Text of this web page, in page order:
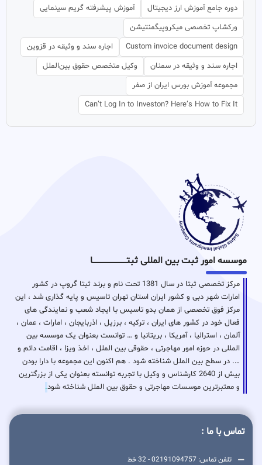
دوره جامع آموزش ارز دیجیتال
آموزش پیشرفته گریم سینمایی
ورکشاپ تخصصی میکروپیگمنتیشن
Custom invoice document design
اجاره سند و وثیقه در قزوین
اجاره سند و وثیقه در سمنان
وکیل متخصص حقوق بین‌الملل
مجموعه آموزش بورس ایران از صفر
Can’t Log In to Investon? Here’s How to Fix It
موسسه امور ثبت بین المللی ثبتـــــــــــــــــــــــــــــا
مرکز تخصصی ثبتا در سال 1381 تحت نام و برند ثبتا گروپ در کشور
امارات شهر دبی و کشور ایران استان تهران تاسیس و پایه گذاری شد ، این
مرکز فوق تخصصی از همان بدو تاسیس با ایجاد شعب و نمایندگی های
فعال خود در کشور های ایران ، ترکیه ، برزیل ، اذربایجان ، امارات ، عمان ،
آلمان ، استرالیا ، آمریکا ، بریتانیا و … توانست بعنوان یک موسسه بین
المللی در حوزه امور مهاجرتی ، حقوقی بین الملل ، اخذ ویزا ، اقامت دائم و
…. در سطح بین الملل شناخته شود . هم اکنون این مجموعه با دارا بودن
بیش از 2640 کارشناس و وکیل با تجربه توانسته بعنوان یکی از بزرگترین
و معتبرترین موسسات مهاجرتی و حقوق بین الملل شناخته شود.
تماس با ما :
تلفن تماس: 02191094757 - 32 خط